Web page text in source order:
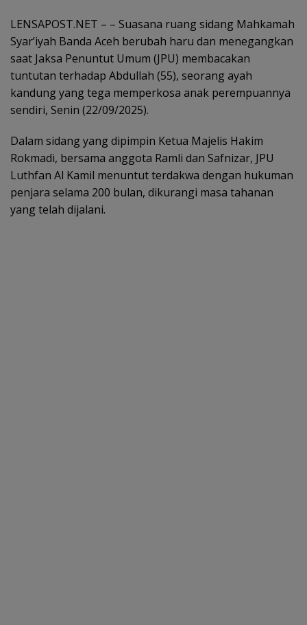
LENSAPOST.NET – – Suasana ruang sidang Mahkamah
Syar’iyah Banda Aceh berubah haru dan menegangkan
saat Jaksa Penuntut Umum (JPU) membacakan
tuntutan terhadap Abdullah (55), seorang ayah
kandung yang tega memperkosa anak perempuannya
sendiri, Senin (22/09/2025).
Dalam sidang yang dipimpin Ketua Majelis Hakim
Rokmadi, bersama anggota Ramli dan Safnizar, JPU
Luthfan Al Kamil menuntut terdakwa dengan hukuman
penjara selama 200 bulan, dikurangi masa tahanan
yang telah dijalani.